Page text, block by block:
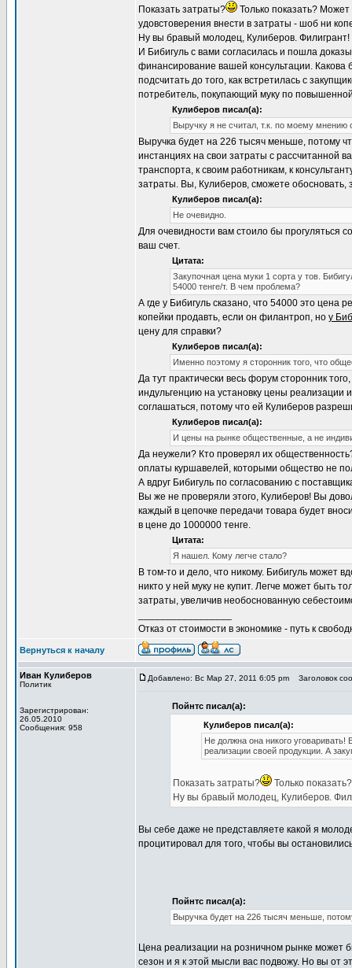
Показать затраты?
Только показать?
удовстоверения внести в затраты - шоб ни
Ну вы бравый молодец, Кулиберов. Филигрант!
И Бибигуль с вами согласилась и пошла
финансирование вашей консультации. Какова
подсчитать до того, как встретилась с
потребитель, покупающий муку по
Кулиберов писал(а):
Выручку я не считал, т.к. по моему мнению
Выручка будет на 226 тысяч меньше, потому
инстанциях на свои затраты с рассчитанной
транспорта, к своим работникам, к
затраты. Вы, Кулиберов, сможете обосновать,
Кулиберов писал(а):
Не очевидно.
Для очевидности вам стоило бы прогуляться
ваш счет.
Цитата:
Закупочная цена муки 1 сорта у тов.
54000 тенге/т. В чем проблема?
А где у Бибигуль сказано, что 54000 это цена
копейки продавть, если он филантроп, но у
цену для справки?
Кулиберов писал(а):
Именно поэтому я сторонник того, что
Да тут практически весь форум сторонник
индульгенцию на установку цены реализации
соглашаться, потому что ей Кулиберов
Кулиберов писал(а):
И цены на рынке общественные, а не
Да неужели? Кто проверял их
оплаты куршавелей, которыми общество не
А вдруг Бибигуль по согласованию с
Вы же не проверяли этого, Кулиберов! Вы
каждый в цепочке передачи товара будет
в цене до 1000000 тенге.
Цитата:
Я нашел. Кому легче стало?
В том-то и дело, что никому. Бибигуль может
никто у ней муку не купит. Легче может быть
затраты, увеличив необоснованную
Отказ от стоимости в экономике - путь к
Вернуться к началу
Иван Кулиберов
Политик
Зарегистрирован:
26.05.2010
Сообщения: 958
Добавлено: Вс Мар 27, 2011 6:05 pm Заголовок
Пойнтс писал(а):
Кулиберов писал(а):
Не должна она никого
реализации своей продукции. А
Показать затраты?
Только
Ну вы бравый молодец, Кулиберов.
Вы себе даже не представляете какой я
процитировал для того, чтобы вы
Пойнтс писал(а):
Выручка будет на 226 тысяч меньше,
Цена реализации на розничном рынке может
сезон и я к этой мысли вас подвожу. Но вы от